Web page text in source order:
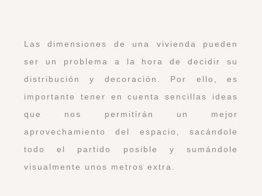
Las dimensiones de una vivienda pueden
ser un problema a la hora de decidir su
distribución y decoración. Por ello, es
importante tener en cuenta sencillas ideas
que nos permitirán un mejor
aprovechamiento del espacio, sacándole
todo el partido posible y sumándole
visualmente unos metros extra.